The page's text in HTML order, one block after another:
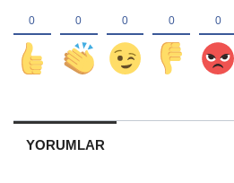
YORUMLAR